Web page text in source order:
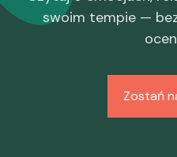
swoim tempie —
Zostań